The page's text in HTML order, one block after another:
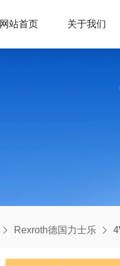
网站首页 关于我们
Rexroth德国力士乐